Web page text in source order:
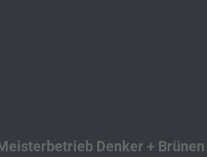
Denker + Brünen